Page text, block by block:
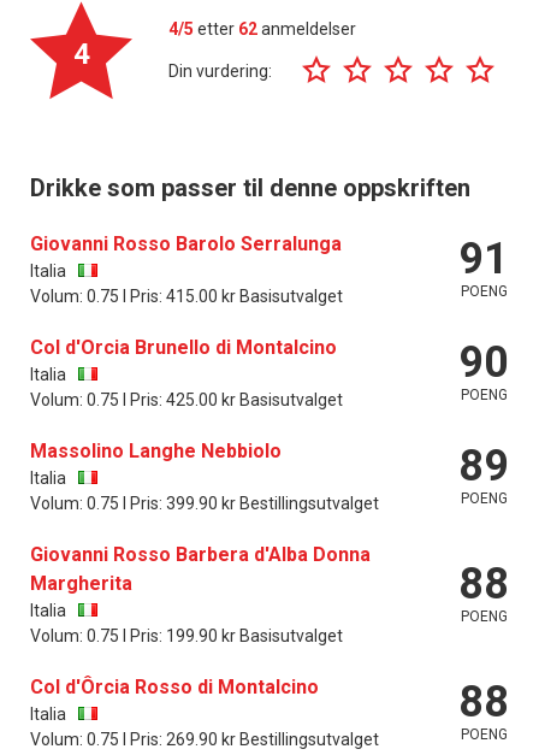
4
4/5 etter 62anmeldelser
Din vurdering:
Drikke som passer til denne oppskriften
Giovanni Rosso Barolo Serralunga
Italia
Volum: 0.75 l Pris: 415.00 kr Basisutvalget
91
POENG
Col d'Orcia Brunello di Montalcino
Italia
Volum: 0.75 l Pris: 425.00 kr Basisutvalget
90
POENG
Massolino Langhe Nebbiolo
Italia
Volum: 0.75 l Pris: 399.90 kr Bestillingsutvalget
89
POENG
Giovanni Rosso Barbera d'Alba Donna
Margherita
Italia
Volum: 0.75 l Pris: 199.90 kr Basisutvalget
88
POENG
Col d'Ôrcia Rosso di Montalcino
Italia
Volum: 0.75 l Pris: 269.90 kr Bestillingsutvalget
88
POENG